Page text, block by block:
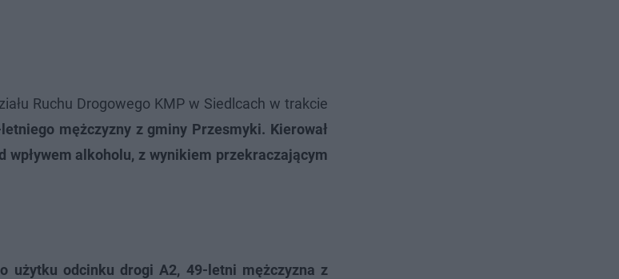
Ruchu Drogowego KMP w Siedlcach w trakcie
mężczyzny z gminy Przesmyki. Kierował
alkoholu, z wynikiem przekraczającym
użytku odcinku drogi A2, 49-letni mężczyzna z